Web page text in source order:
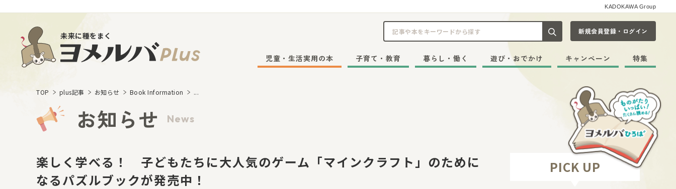
KADOKAWA Group
未来に種をまく 記事や本をキーワードから探す
新規会員登録・ログイン
児童・生活実用の本 子育て・教育 暮らし・働く 遊び・おでかけ キャンペーン 特集
TOP plus記事 お知らせ Book Information ...
News
お知らせ
楽しく学べる！ 子どもたちに大人気のゲーム「マインクラフト」のために
なるパズルブックが発売中！
PICK UP